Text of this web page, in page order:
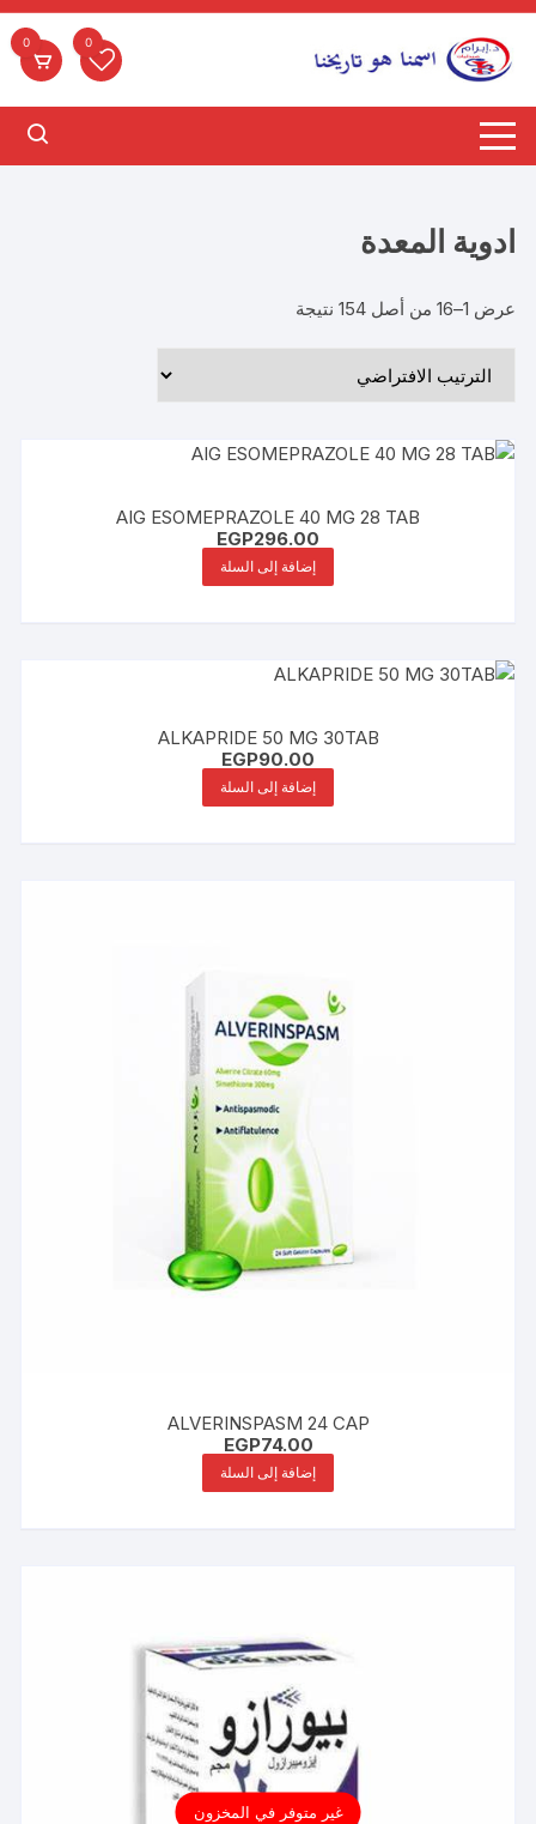
التجاوز
المحتوى
0
0
ادوية المعدة
عرض 1–16 من أصل 154 نتيجة
AIG ESOMEPRAZOLE 40 MG 28 TAB
EGP296.00
إضافة إلى السلة
ALKAPRIDE 50 MG 30TAB
EGP90.00
إضافة إلى السلة
ALVERINSPASM 24 CAP
EGP74.00
إضافة إلى السلة
غير متوفر في المخزون